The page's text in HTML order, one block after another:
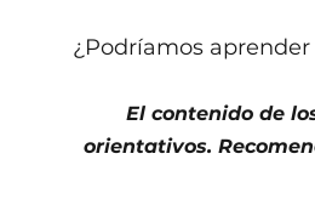
¿Podríamos
El contenido de
orientativos.